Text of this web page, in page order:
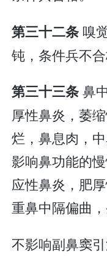
第三十二条 嗅
钝，条件兵不合
第三十三条鼻
厚性鼻炎，萎
烂，鼻息肉，
影响鼻功能的
应性鼻炎，肥
重鼻中隔偏曲，
不影响副鼻窦